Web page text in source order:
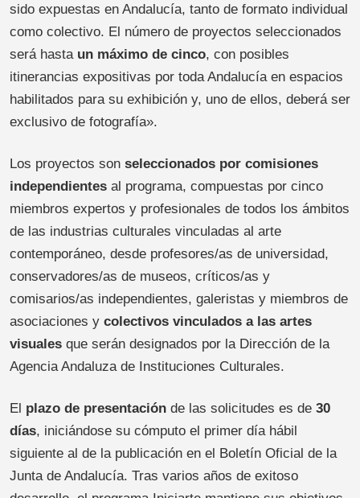
sido expuestas en Andalucía, tanto de formato individual
como colectivo. El número de proyectos seleccionados
será hasta un máximo de cinco, con posibles
itinerancias expositivas por toda Andalucía en espacios
habilitados para su exhibición y, uno de ellos, deberá ser
exclusivo de fotografía».
Los proyectos son seleccionados por comisiones
independientes al programa, compuestas por cinco
miembros expertos y profesionales de todos los ámbitos
de las industrias culturales vinculadas al arte
contemporáneo, desde profesores/as de universidad,
conservadores/as de museos, críticos/as y
comisarios/as independientes, galeristas y miembros de
asociaciones y colectivos vinculados a las artes
visuales que serán designados por la Dirección de la
Agencia Andaluza de Instituciones Culturales.
El plazo de presentación de las solicitudes es de 30
días, iniciándose su cómputo el primer día hábil
siguiente al de la publicación en el Boletín Oficial de la
Junta de Andalucía. Tras varios años de exitoso